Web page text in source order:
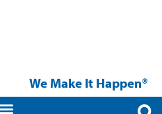
We Make It Happen®